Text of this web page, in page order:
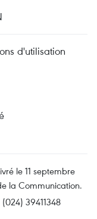
d'utilisation
le 11 septembre
la Communication.
39411348